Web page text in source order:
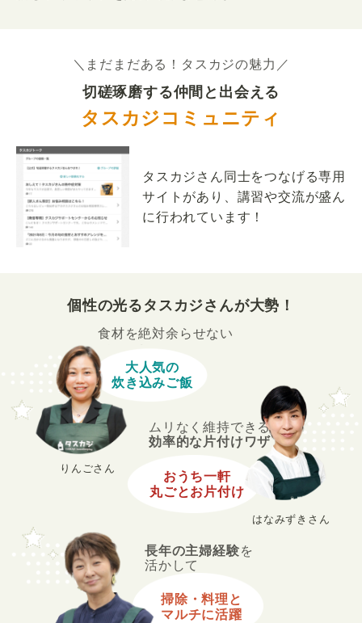
＼まだまだある！タスカジの魅力／
切磋琢磨する仲間と出会える
タスカジコミュニティ
タスカジさん同士をつなげる専用
サイトがあり、講習や交流が盛ん
に行われています！
個性の光るタスカジさんが大勢！
長年の主婦経験を
活かして
掃除・料理と
マルチに活躍
りんごさん
食材を絶対余らせない
大人気の
炊き込みご飯
はなみずきさん
ムリなく維持できる
効率的な片付けワザ
おうち一軒
丸ごとお片付け